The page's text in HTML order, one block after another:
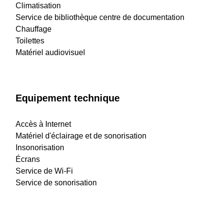
Climatisation
Service de bibliothèque centre de documentation
Chauffage
Toilettes
Matériel audiovisuel
Equipement technique
Accès à Internet
Matériel d'éclairage et de sonorisation
Insonorisation
Écrans
Service de Wi-Fi
Service de sonorisation